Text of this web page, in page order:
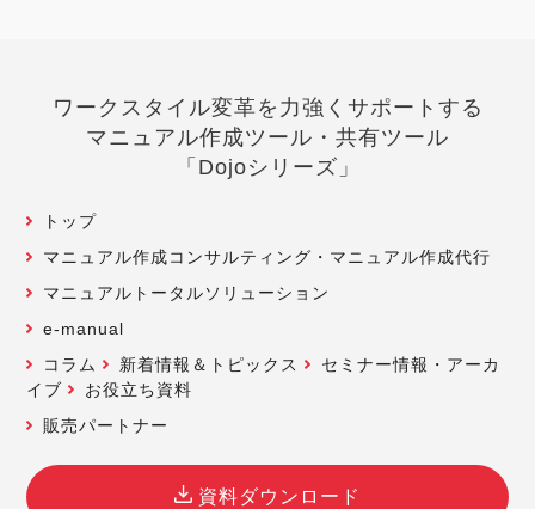
ワークスタイル変革を力強くサポートする
マニュアル作成ツール・共有ツール
「Dojoシリーズ」
トップ
マニュアル作成コンサルティング・マニュアル作成代行
マニュアルトータルソリューション
e-manual
コラム
新着情報＆トピックス
セミナー情報・アーカ
イブ
お役立ち資料
販売パートナー
資料ダウンロード